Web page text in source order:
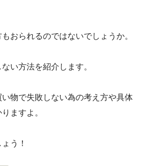
おられるのではないでしょうか。
い方法を紹介します。
物で失敗しない為の考え方や具体
ますよ。
う！